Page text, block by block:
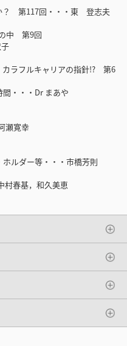
？ 第117回・・・東 登志夫
中 第9回
ラフルキャリアの指針!? 第6
・・・Dr まあや
瀬寛幸
ルダー等・・・市橋芳則
春基，和久美恵